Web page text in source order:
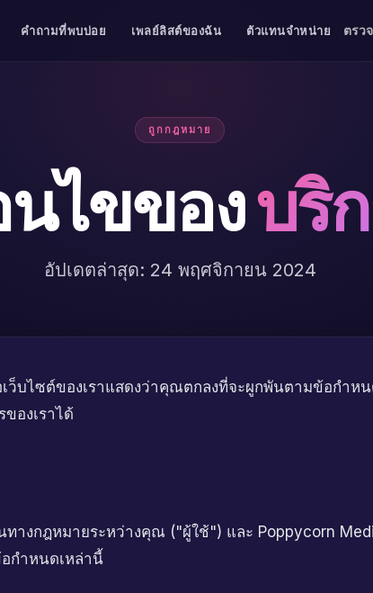
คำถามที่พบบ่อย เพลย์ลิสต์ของฉัน ตัวแทนจำหน่าย ตรว
ถูกกฎหมาย
นไขของบริ
อัปเดตล่าสุด: 24 พฤศจิกายน 2024
ว็บไซต์ของเราแสดงว่าคุณตกลงที่จะผูกพันตามข้อกำห
องเราได้
างกฎหมายระหว่างคุณ ("ผู้ใช้") และ Poppycorn
กำหนดเหล่านี้